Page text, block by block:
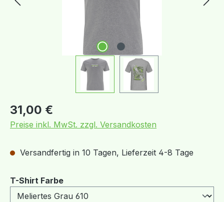
Regulärer Preis:
31,00 €
Preise inkl. MwSt. zzgl. Versandkosten
Versandfertig in 10 Tagen, Lieferzeit 4-8 Tage
T-Shirt Farbeauswählen